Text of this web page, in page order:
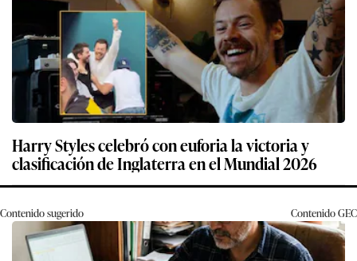
Harry Styles celebró con euforia la victoria y
clasificación de Inglaterra en el Mundial 2026
Contenido sugerido ContenidoGEC